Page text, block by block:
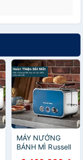
MÁY NƯỚNG
BÁNH MÌ Russell